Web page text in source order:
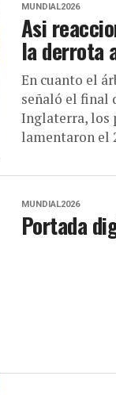
MUNDIAL2026
Asi
la derrota
En cuanto el
señaló el final
Inglaterra, los
lamentaron el
MUNDIAL2026
Portada